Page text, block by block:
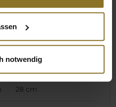
notwendig
28 kg
28 cm